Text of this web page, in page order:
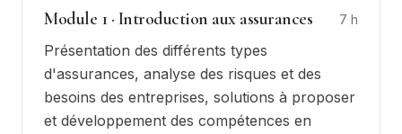
Module 1· Introduction aux assurances 7 h
Présentation des différents types
d'assurances, analyse des risques et des
besoins des entreprises, solutions à proposer
et développement des compétences en